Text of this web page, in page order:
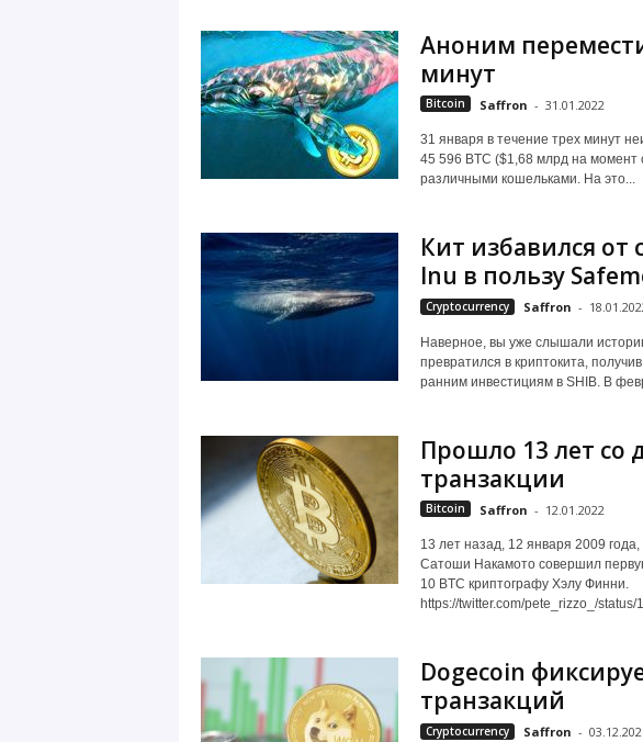
Аноним
минут
Bitcoin Saffron - 31.01.2022
31 января в течение трех минут
45 596 BTC ($1,68 млрд на
различными кошельками. На это...
Кит избавился от
Inu в пользу
Cryptocurrency Saffron -
Наверное, вы уже слышали
превратился в криптокита,
ранним инвестициям в SHIB. В
Прошло 13 лет со
транзакции
Bitcoin Saffron - 12.01.2022
13 лет назад, 12 января 2009
Сатоши Накамото совершил
10 BTC криптографу Хэлу Финни.
https://twitter.com/pete_rizzo_/
Dogecoin
транзакций
Cryptocurrency Saffron -